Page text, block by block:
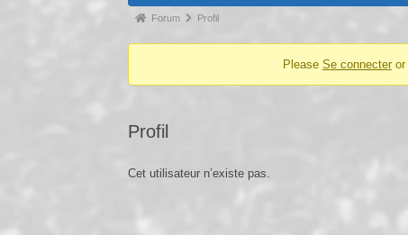
Forum Profil
Please Se connecteror
Profil
Cet utilisateur n’existe pas.